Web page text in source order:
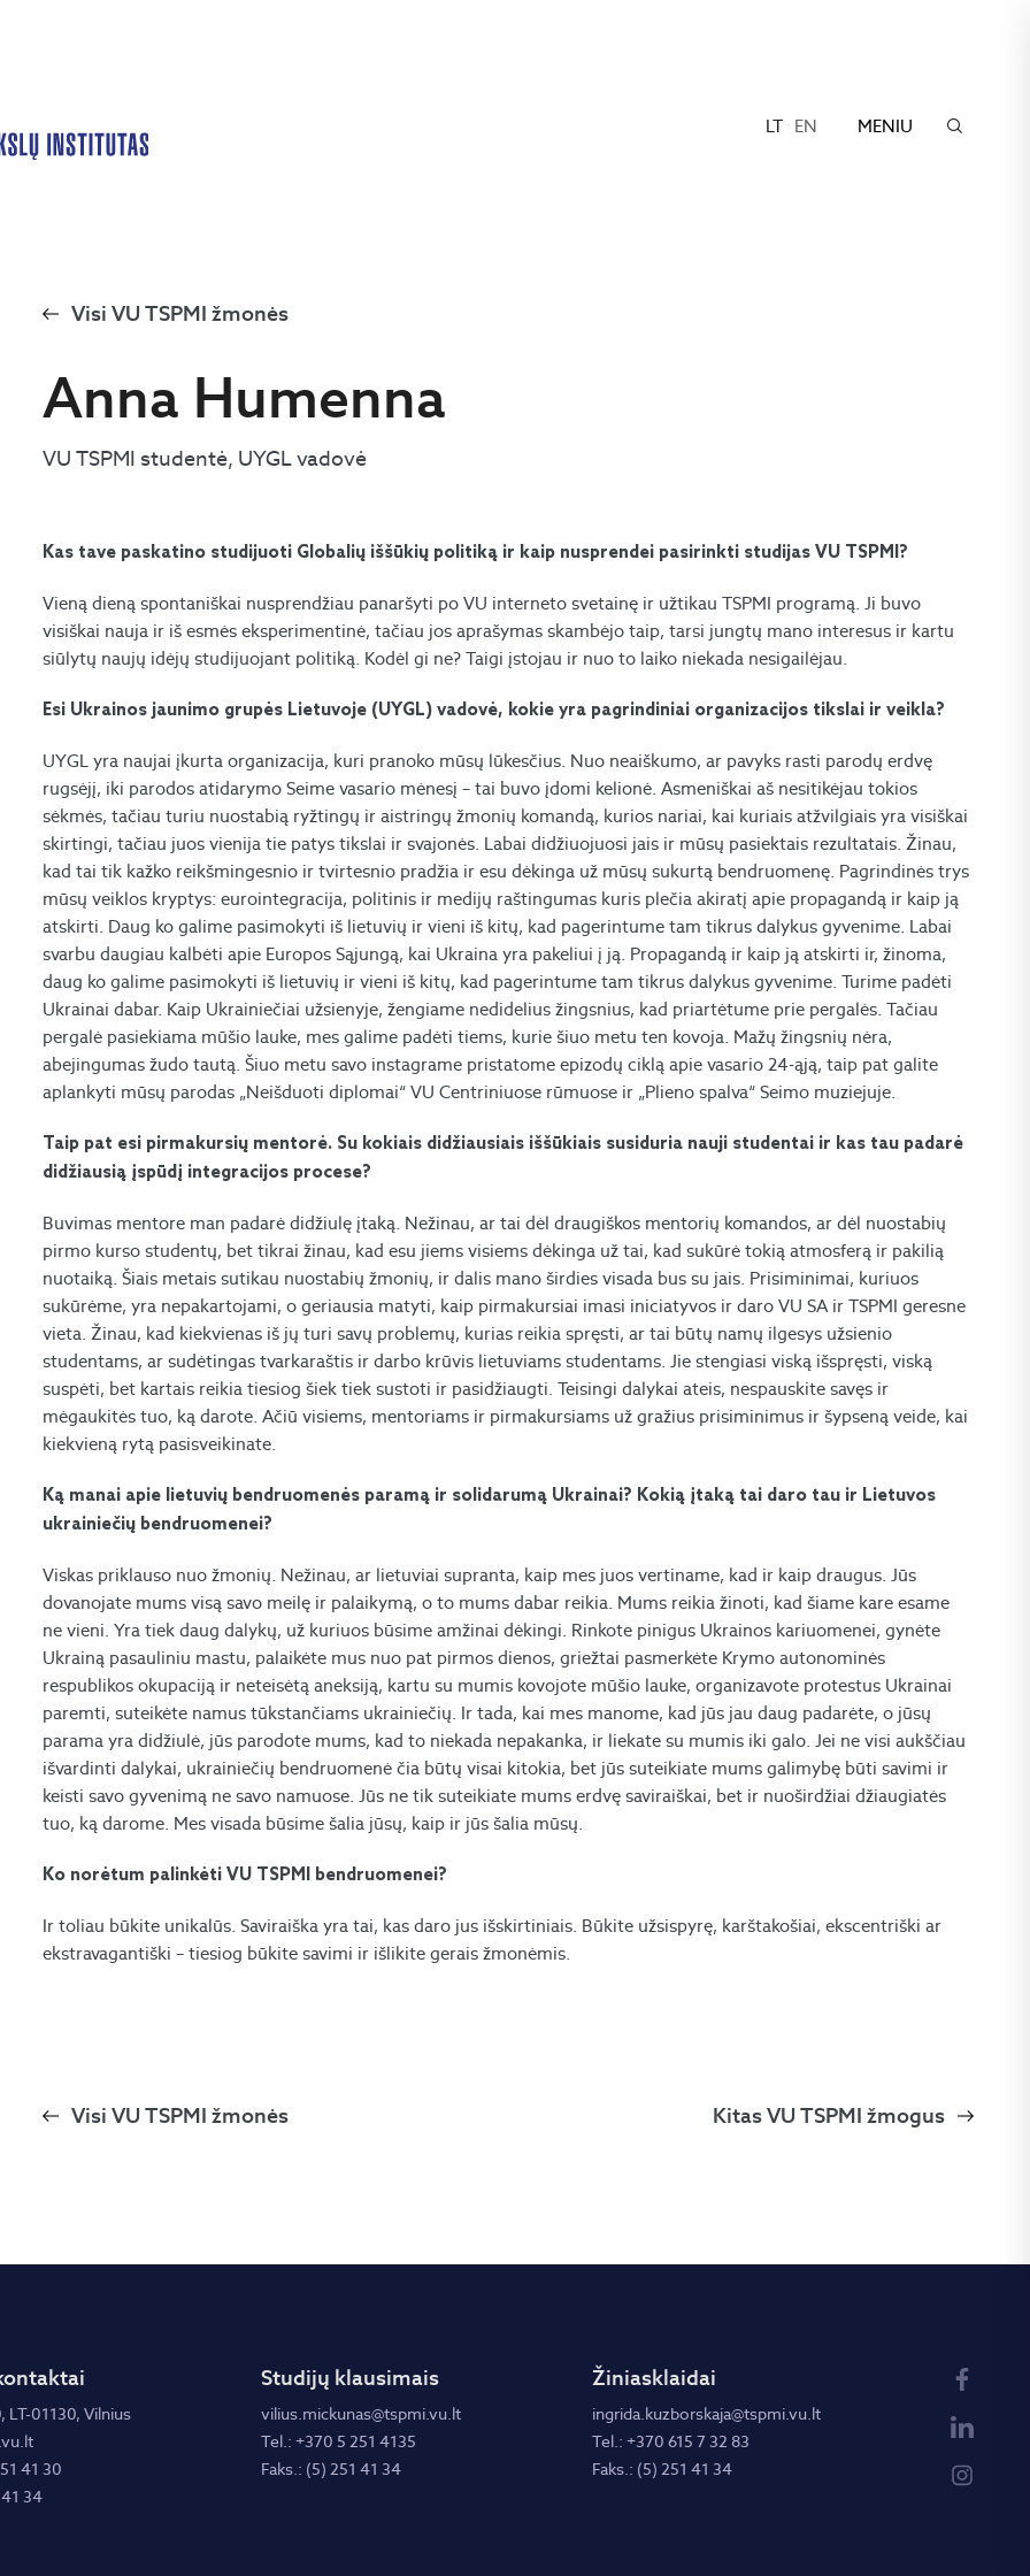
LT EN MENIU
Visi VU TSPMI žmonės
Anna Humenna
VU TSPMI studentė, UYGL vadovė
Kas tave paskatino studijuoti Globalių iššūkių politiką ir kaip nusprendei pasirinkti studijas VU TSPMI?
Vieną dieną spontaniškai nusprendžiau panaršyti po VU interneto svetainę ir užtikau TSPMI programą. Ji buvo
visiškai nauja ir iš esmės eksperimentinė, tačiau jos aprašymas skambėjo taip, tarsi jungtų mano interesus ir kartu
siūlytų naujų idėjų studijuojant politiką. Kodėl gi ne? Taigi įstojau ir nuo to laiko niekada nesigailėjau.
Esi Ukrainos jaunimo grupės Lietuvoje (UYGL) vadovė, kokie yra pagrindiniai organizacijos tikslai ir veikla?
UYGL yra naujai įkurta organizacija, kuri pranoko mūsų lūkesčius. Nuo neaiškumo, ar pavyks rasti parodų erdvę
rugsėjį, iki parodos atidarymo Seime vasario mėnesį – tai buvo įdomi kelionė. Asmeniškai aš nesitikėjau tokios
sėkmės, tačiau turiu nuostabią ryžtingų ir aistringų žmonių komandą, kurios nariai, kai kuriais atžvilgiais yra visiškai
skirtingi, tačiau juos vienija tie patys tikslai ir svajonės. Labai didžiuojuosi jais ir mūsų pasiektais rezultatais. Žinau,
kad tai tik kažko reikšmingesnio ir tvirtesnio pradžia ir esu dėkinga už mūsų sukurtą bendruomenę. Pagrindinės trys
mūsų veiklos kryptys: eurointegracija, politinis ir medijų raštingumas kuris plečia akiratį apie propagandą ir kaip ją
atskirti. Daug ko galime pasimokyti iš lietuvių ir vieni iš kitų, kad pagerintume tam tikrus dalykus gyvenime. Labai
svarbu daugiau kalbėti apie Europos Sąjungą, kai Ukraina yra pakeliui į ją. Propagandą ir kaip ją atskirti ir, žinoma,
daug ko galime pasimokyti iš lietuvių ir vieni iš kitų, kad pagerintume tam tikrus dalykus gyvenime. Turime padėti
Ukrainai dabar. Kaip Ukrainiečiai užsienyje, žengiame nedideliusžingsnius, kad priartėtume prie pergalės. Tačiau
pergalė pasiekiama mūšio lauke, mes galime padėti tiems, kurie šiuo metu ten kovoja. Mažų žingsnių nėra,
abejingumas žudo tautą. Šiuo metu savo instagrame pristatome epizodų ciklą apie vasario 24-ąją, taip pat galite
aplankyti mūsų parodas „Neišduoti diplomai“ VU Centriniuose rūmuose ir „Plieno spalva“ Seimo muziejuje.
Taip pat esi pirmakursių mentorė. Su kokiais didžiausiais iššūkiais susiduria nauji studentai ir kas tau padarė
didžiausią įspūdį integracijos procese?
Buvimas mentore man padarė didžiulę įtaką. Nežinau, ar tai dėl draugiškos mentorių komandos, ar dėl nuostabių
pirmo kurso studentų, bet tikrai žinau, kad esu jiems visiems dėkinga už tai, kad sukūrė tokią atmosferą ir pakilią
nuotaiką. Šiais metais sutikau nuostabių žmonių, ir dalis mano širdies visada bus su jais. Prisiminimai, kuriuos
sukūrėme, yra nepakartojami, o geriausia matyti, kaip pirmakursiai imasi iniciatyvos ir daro VU SA ir TSPMI geresne
vieta. Žinau, kad kiekvienas iš jų turi savų problemų, kurias reikia spręsti, ar tai būtų namų ilgesys užsienio
studentams, ar sudėtingas tvarkaraštis ir darbo krūvis lietuviams studentams. Jie stengiasi viską išspręsti, viską
suspėti, bet kartais reikia tiesiog šiek tiek sustoti ir pasidžiaugti. Teisingi dalykai ateis, nespauskite savęs ir
mėgaukitės tuo, ką darote. Ačiū visiems, mentoriams ir pirmakursiams už gražius prisiminimus ir šypseną veide, kai
kiekvieną rytą pasisveikinate.
Ką manai apie lietuvių bendruomenės paramą ir solidarumą Ukrainai? Kokią įtaką tai daro tau ir Lietuvos
ukrainiečių bendruomenei?
Viskas priklauso nuo žmonių. Nežinau, ar lietuviai supranta, kaip mes juos vertiname, kad ir kaip draugus. Jūs
dovanojate mums visą savo meilę ir palaikymą, o to mums dabar reikia. Mums reikia žinoti, kad šiame kare esame
ne vieni. Yra tiek daug dalykų, už kuriuos būsime amžinai dėkingi. Rinkote pinigus Ukrainos kariuomenei, gynėte
Ukrainą pasauliniu mastu, palaikėte mus nuo pat pirmos dienos, griežtai pasmerkėte Krymo autonominės
respublikos okupaciją ir neteisėtą aneksiją, kartu su mumis kovojote mūšio lauke, organizavote protestus Ukrainai
paremti, suteikėte namus tūkstančiams ukrainiečių. Ir tada, kai mes manome, kad jūs jau daug padarėte, o jūsų
parama yra didžiulė, jūs parodote mums, kad to niekada nepakanka, ir liekate su mumis iki galo. Jei ne visi aukščiau
išvardinti dalykai, ukrainiečių bendruomenė čia būtų visai kitokia, bet jūs suteikiate mums galimybę būti savimi ir
keisti savo gyvenimą ne savo namuose. Jūs ne tik suteikiate mums erdvę saviraiškai, bet ir nuoširdžiai džiaugiatės
tuo, ką darome. Mes visada būsime šalia jūsų, kaip ir jūs šalia mūsų.
Ko norėtum palinkėti VU TSPMI bendruomenei?
Ir toliau būkite unikalūs. Saviraiška yra tai, kas daro jus išskirtiniais. Būkite užsispyrę, karštakošiai, ekscentriški ar
ekstravagantiški – tiesiog būkite savimi ir išlikite gerais žmonėmis.
Visi VU TSPMI žmonės Kitas VU TSPMI žmogus
LT-01130, Vilnius
41 30
34
Studijų klausimais
vilius.mickunas@tspmi.vu.lt
Tel.: +370 5 251 4135
Faks.: (5) 251 41 34
Žiniasklaidai
ingrida.kuzborskaja@tspmi.vu.lt
Tel.: +370 615 7 32 83
Faks.: (5) 251 41 34